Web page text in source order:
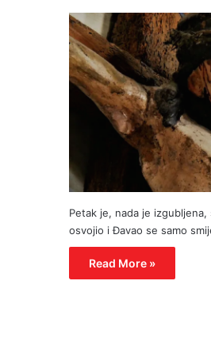
Petak je, nada je
osvojio i Đavao se samo
Read More »